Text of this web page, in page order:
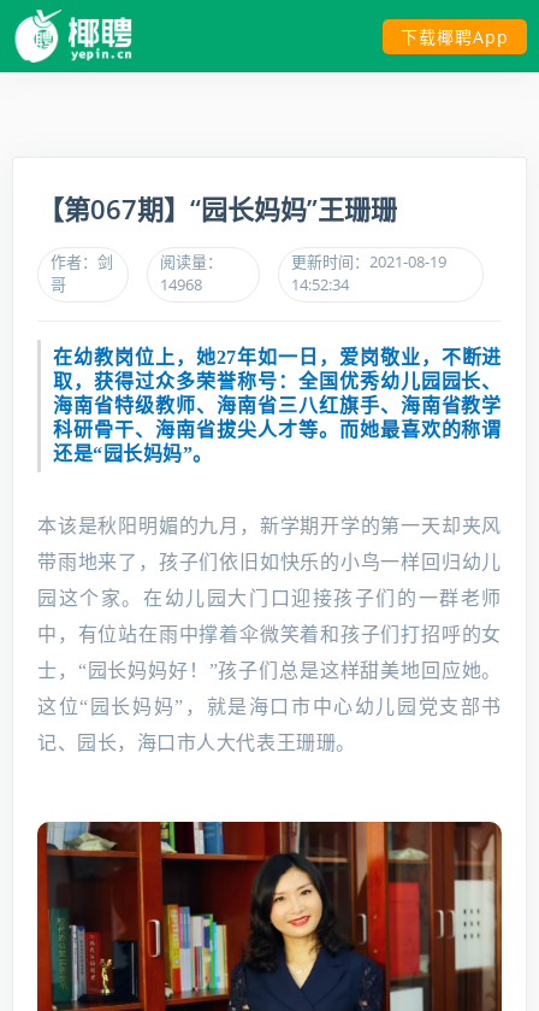
下载椰聘App
【第067期】“园长妈妈”王珊珊
作者：剑
哥
阅读量：
14968
更新时间：2021-08-19
14:52:34
在幼教岗位上，她27年如一日，爱岗敬业，不断进
取，获得过众多荣誉称号：全国优秀幼儿园园长、
海南省特级教师、海南省三八红旗手、海南省教学
科研骨干、海南省拔尖人才等。而她最喜欢的称谓
还是“园长妈妈”。
本该是秋阳明媚的九月，新学期开学的第一天却夹风
带雨地来了，孩子们依旧如快乐的小鸟一样回归幼儿
园这个家。在幼儿园大门口迎接孩子们的一群老师
中，有位站在雨中撑着伞微笑着和孩子们打招呼的女
士，“园长妈妈好！”孩子们总是这样甜美地回应她。
这位“园长妈妈”，就是海口市中心幼儿园党支部书
记、园长，海口市人大代表王珊珊。